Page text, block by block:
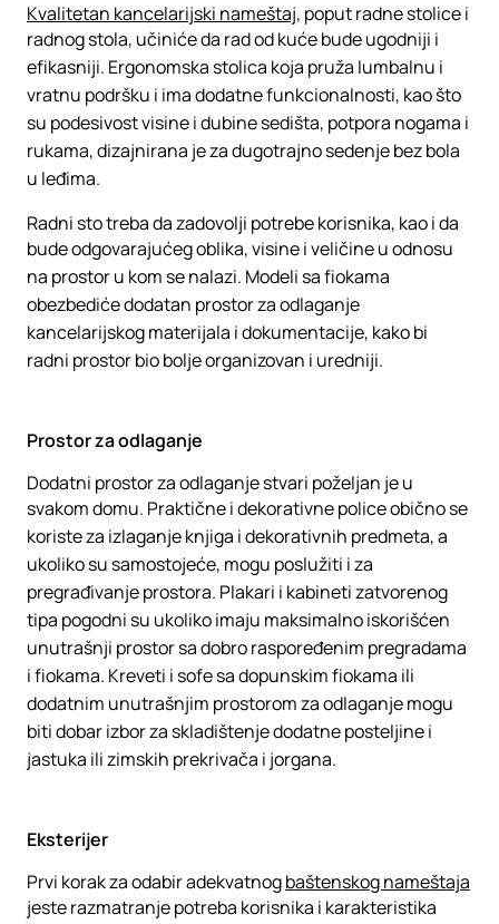
Kvalitetan kancelarijski nameštaj, poput radne stolice i
radnog stola, učiniće da rad od kuće bude ugodniji i
efikasniji. Ergonomska stolica koja pruža lumbalnu i
vratnu podršku i ima dodatne funkcionalnosti, kao što
su podesivost visine i dubine sedišta, potpora nogama i
rukama, dizajnirana je za dugotrajno sedenje bez bola
u leđima.
Radni sto treba da zadovolji potrebe korisnika, kao i da
bude odgovarajućeg oblika, visine i veličine u odnosu
na prostor u kom se nalazi. Modeli sa fiokama
obezbediće dodatan prostor za odlaganje
kancelarijskog materijala i dokumentacije, kako bi
radni prostor bio bolje organizovan i uredniji.
Prostor za odlaganje
Dodatni prostor za odlaganje stvari poželjan je u
svakom domu. Praktične i dekorativne police obično se
koriste za izlaganje knjiga i dekorativnih predmeta, a
ukoliko su samostojeće, mogu poslužiti i za
pregrađivanje prostora. Plakari i kabineti zatvorenog
tipa pogodni su ukoliko imaju maksimalno iskorišćen
unutrašnji prostor sa dobro raspoređenim pregradama
i fiokama. Kreveti i sofe sa dopunskim fiokama ili
dodatnim unutrašnjim prostorom za odlaganje mogu
biti dobar izbor za skladištenje dodatne posteljine i
jastuka ili zimskih prekrivača i jorgana.
Eksterijer
Prvi korak za odabir adekvatnogbaštenskog nameštaja
jeste razmatranje potreba korisnika i karakteristika